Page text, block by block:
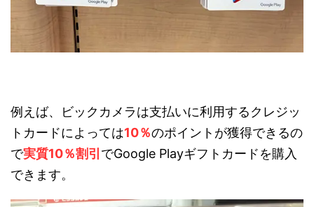
例えば、ビックカメラは支払いに利用するクレジッ
トカードによっては10％のポイントが獲得できるの
で実質10％割引 でGoogle Playギフトカードを購入
できます。